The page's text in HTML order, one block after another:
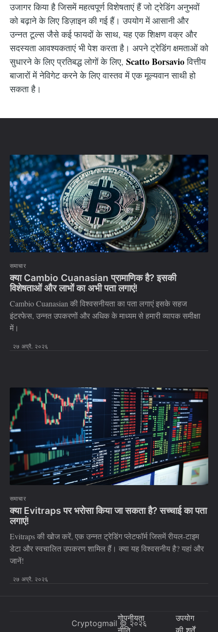
उजागर किया है जिसमें महत्वपूर्ण विशेषताएं हैं जो ट्रेडिंग अनुभवों
को बढ़ाने के लिए डिज़ाइन की गई हैं। उपयोग में आसानी और
उन्नत टूल्स जैसे कई फायदों के साथ, यह एक शिक्षण वक्र और
सदस्यता आवश्यकताएं भी पेश करता है। अपने ट्रेडिंग क्षमताओं को
सुधारने के लिए प्रतिबद्ध लोगों के लिए, Scatto Borsavioवित्तीय
बाजारों में नेविगेट करने के लिए वास्तव में एक मूल्यवान साथी हो
सकता है।
समाचार
क्या Cambio Cuanasian प्रामाणिक है? इसकी
विशेषताओं और लाभों का अभी पता लगाएं!
Cambio Cuanasian की विश्वसनीयता का पता लगाएं इसके सहज
इंटरफेस, उन्नत उपकरणों और अधिक के माध्यम से हमारी व्यापक समीक्षा
में।
२७ अप्रै. २०२६
समाचार
क्या Evitraps पर भरोसा किया जा सकता है? सच्चाई का पता
लगाएं!
Evitraps की खोज करें, एक उन्नत ट्रेडिंग प्लेटफॉर्म जिसमें रीयल-टाइम
डेटा और स्वचालित उपकरण शामिल हैं। क्या यह विश्वसनीय है? यहां और
जानें!
२७ अप्रै. २०२६
गोपनीयता
नीति
उपयोग
की शर्तें
Cryptogmail © २०२६